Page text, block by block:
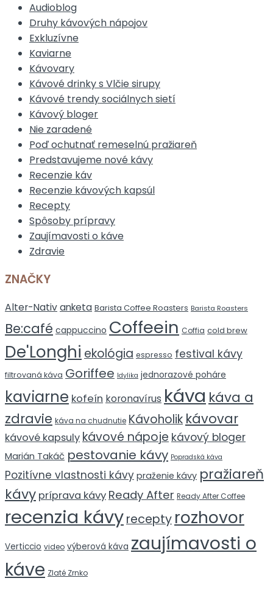
Audioblog
Druhy kávových nápojov
Exkluzívne
Kaviarne
Kávovary
Kávové drinky s Vlčie sirupy
Kávové trendy sociálnych sietí
Kávový bloger
Nie zaradené
Poď ochutnať remeselnú pražiareň
Predstavujeme nové kávy
Recenzie káv
Recenzie kávových kapsúl
Recepty
Spôsoby prípravy
Zaujímavosti o káve
Zdravie
ZNAČKY
Alter-Nativanketa Barista Coffee Roasters Barista Roasters
Be:café cappuccino Coffeein Coffia cold brew
De'Longhi ekológia espresso festival kávy
filtrovaná káva Goriffee Idylika jednorazové poháre
kaviarne kofeín koronavírus káva káva a
zdravie káva na chudnutie Kávoholik kávovar
kávové kapsuly kávové nápoje kávový bloger
Marián Takáč pestovanie kávy Popradská káva
Pozitívne vlastnosti kávy praženie kávy pražiareň
kávy príprava kávy Ready After Ready After Coffee
recenzia kávyrecepty rozhovor
Verticcio video výberová káva zaujímavosti o
káve Zlaté Zrnko